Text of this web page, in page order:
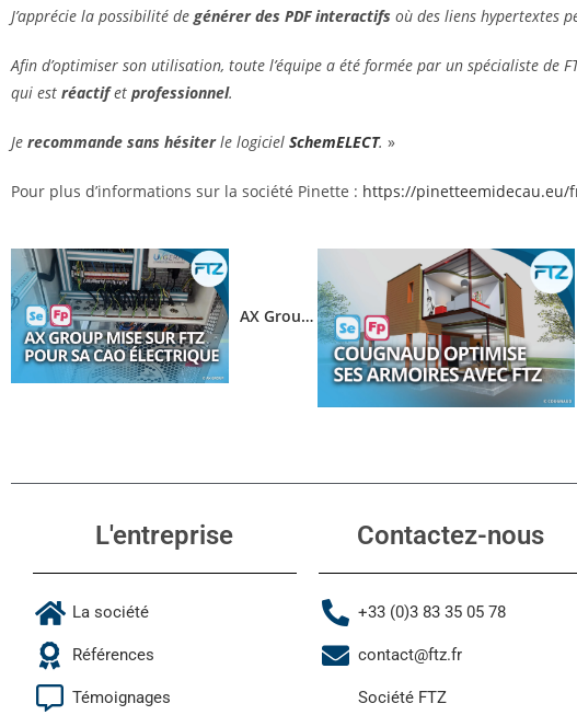
J’apprécie la possibilité de générer des PDF interactifs où des liens hypertextes
Afin d’optimiser son utilisation, toute l’équipe a été formée par un spécialiste de
qui est réactifet professionnel.
Je recommande sans hésiterle logiciel SchemELECT. »
Pour plus d’informations sur la société Pinette : https://pinetteemidecau.eu/
AX Group adopte SchemELECT comme logiciel de CAO électrique
L'entreprise
La société
Références
Témoignages
Contactez-nous
+33 (0)3 83 35 05 78
contact@ftz.fr
Société FTZ